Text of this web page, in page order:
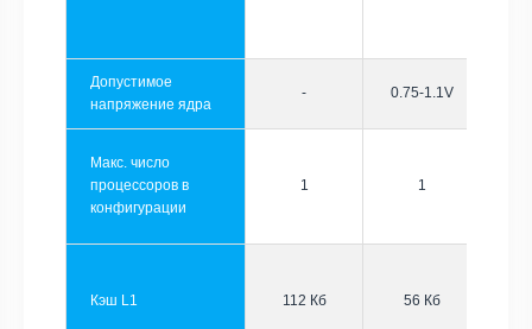
Допустимое
напряжение ядра
- 0.75-1.1V
Макс. число
процессоров в
конфигурации
1 1
Кэш L1 112 Кб 56 Кб